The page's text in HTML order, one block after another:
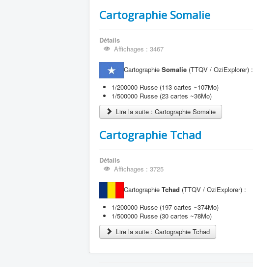
Cartographie Somalie
Détails
Affichages : 3467
Cartographie Somalie (TTQV / OziExplorer) :
1/200000 Russe (113 cartes ~107Mo)
1/500000 Russe (23 cartes ~36Mo)
Lire la suite : Cartographie Somalie
Cartographie Tchad
Détails
Affichages : 3725
Cartographie Tchad (TTQV / OziExplorer) :
1/200000 Russe (197 cartes ~374Mo)
1/500000 Russe (30 cartes ~78Mo)
Lire la suite : Cartographie Tchad